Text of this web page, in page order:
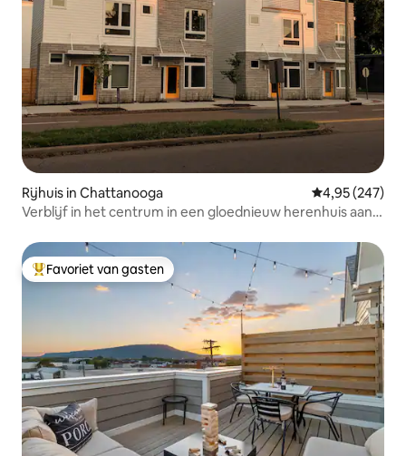
Rijhuis in Chattanooga Gemiddelde
4,95 (247)
Verblijf in het centrum in een gloednieuw herenhuis aan
Topfavoriet van gasten
Favoriet van gasten